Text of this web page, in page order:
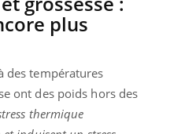
plus
des températures
ont des poids hors des
thermique